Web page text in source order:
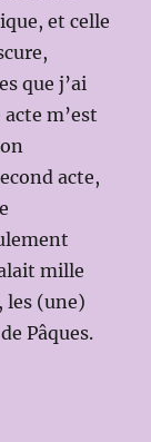
et celle
que j’ai
m’est
acte,
mille
les (une)
Pâques.